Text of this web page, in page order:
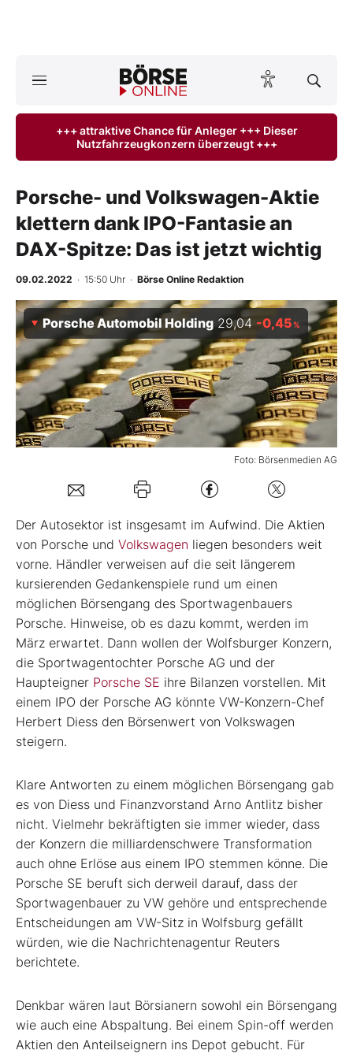
ktuelle Ausgabe BÖRSE ONLINE lesen
Finanz-Check
Abo & Shop
BO-Musterdepots
Experten
Mein B:O
Mein Konto
Folgen Sie uns
Kontakt
+++ attraktive Chance für Anleger +++ Dieser
Nutzfahrzeugkonzern überzeugt +++
Porsche- und Volkswagen-Aktie
klettern dank IPO-Fantasie an
DAX-Spitze: Das ist jetzt wichtig
09.02.2022 · 15:50 Uhr · Börse Online Redaktion
Foto: Börsenmedien AG
Porsche Automobil Holding 29,04 -0,45%
Der Autosektor ist insgesamt im Aufwind. Die Aktien
von Porsche und Volkswagen liegen besonders weit
vorne. Händler verweisen auf die seit längerem
kursierenden Gedankenspiele rund um einen
möglichen Börsengang des Sportwagenbauers
Porsche. Hinweise, ob es dazu kommt, werden im
März erwartet. Dann wollen der Wolfsburger Konzern,
die Sportwagentochter Porsche AG und der
Haupteigner Porsche SE ihre Bilanzen vorstellen. Mit
einem IPO der Porsche AG könnte VW-Konzern-Chef
Herbert Diess den Börsenwert von Volkswagen
steigern.
Klare Antworten zu einem möglichen Börsengang gab
es von Diess und Finanzvorstand Arno Antlitz bisher
nicht. Vielmehr bekräftigten sie immer wieder, dass
der Konzern die milliardenschwere Transformation
auch ohne Erlöse aus einem IPO stemmen könne. Die
Porsche SE beruft sich derweil darauf, dass der
Sportwagenbauer zu VW gehöre und entsprechende
Entscheidungen am VW-Sitz in Wolfsburg gefällt
würden, wie die Nachrichtenagentur Reuters
berichtete.
Denkbar wären laut Börsianern sowohl ein Börsengang
wie auch eine Abspaltung. Bei einem Spin-off werden
Aktien den Anteilseignern ins Depot gebucht. Für